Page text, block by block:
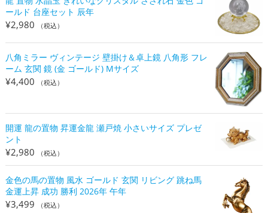
ールド 台座セット 辰年
¥2,980 （税込）
八角ミラー ヴィンテージ 壁掛け＆卓上鏡 八角形 フレ
ーム 玄関 鏡 (金 ゴールド) Mサイズ
¥4,400 （税込）
開運 龍の置物 昇運金龍 瀬戸焼 小さいサイズ プレゼ
ント
¥2,980 （税込）
金色の馬の置物 風水 ゴールド 玄関 リビング 跳ね馬
金運上昇 成功 勝利 2026年 午年
¥3,499 （税込）